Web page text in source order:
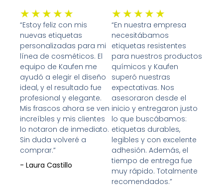
★ ★ ★ ★ ★ Valorado
con
5
de
5
“Estoy feliz con mis
nuevas etiquetas
personalizadas para mi
línea de cosméticos. El
equipo de Kaufen me
ayudó a elegir el diseño
ideal, y el resultado fue
profesional y elegante.
Mis frascos ahora se ven
increíbles y mis clientes
lo notaron de inmediato.
Sin duda volveré a
comprar.”
- Laura Castillo
★ ★ ★ ★ ★
con
5
de
5
“En nuestra empresa
necesitábamos
etiquetas resistentes
para nuestros productos
químicos y Kaufen
superó nuestras
expectativas. Nos
asesoraron desde el
inicio y entregaron justo
lo que buscábamos:
etiquetas durables,
legibles y con excelente
adhesión. Además, el
tiempo de entrega fue
muy rápido. Totalmente
recomendados.”